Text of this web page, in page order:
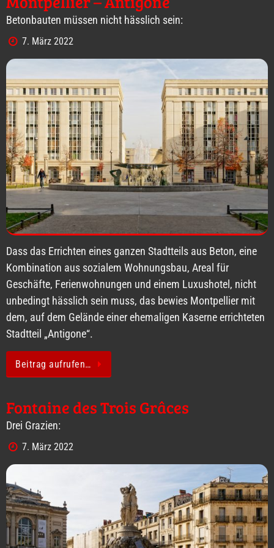
Betonbauten müssen nicht hässlich sein:
7. März 2022
Dass das Errichten eines ganzen Stadtteils aus Beton, eine
Kombination aus sozialem Wohnungsbau, Areal für
Geschäfte, Ferienwohnungen und einem Luxushotel, nicht
unbedingt hässlich sein muss, das bewies Montpellier mit
dem, auf dem Gelände einer ehemaligen Kaserne errichteten
Stadtteil „Antigone“.
Beitrag aufrufen…
Fontaine des Trois Grâces
Drei Grazien:
7. März 2022